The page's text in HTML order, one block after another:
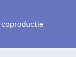
coproductie